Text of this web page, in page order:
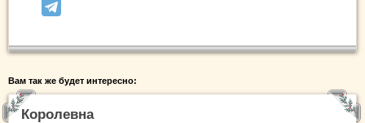
Вам так же будет интересно:
Королевна